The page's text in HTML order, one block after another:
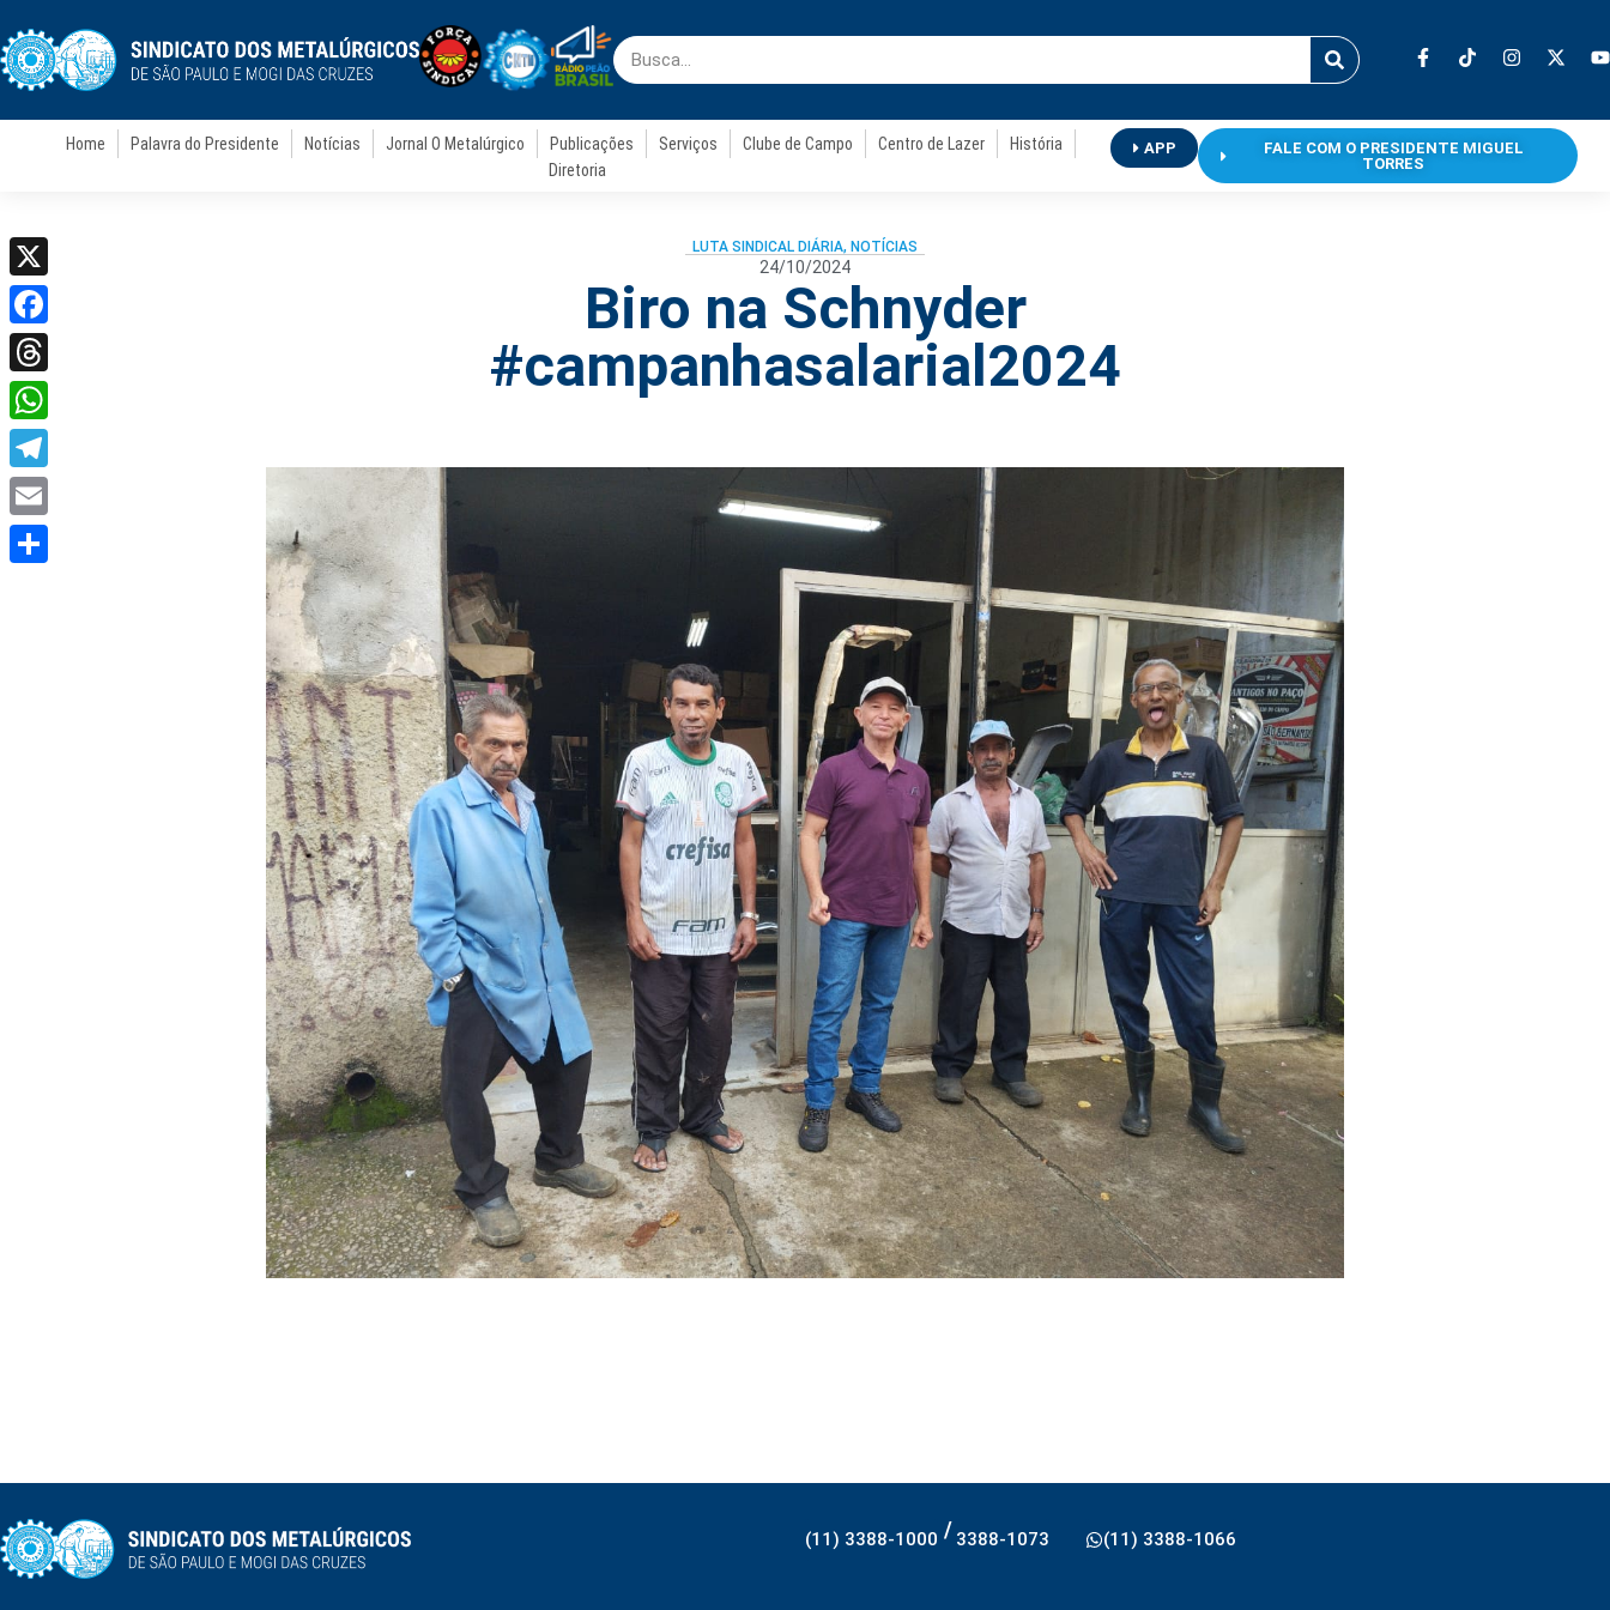
Home Palavra do Presidente Notícias Jornal O Metalúrgico Publicações Serviços Clube de Campo Centro de Lazer
História
Diretoria
APP
FALE COM O PRESIDENTE MIGUEL
TORRES
LUTA SINDICAL DIÁRIA, NOTÍCIAS
24/10/2024
Biro na Schnyder
#campanhasalarial2024
(11) 3388-1000 / 3388-1073 (11) 3388-1066
X
Facebook
Threads
WhatsApp
Telegram
Email